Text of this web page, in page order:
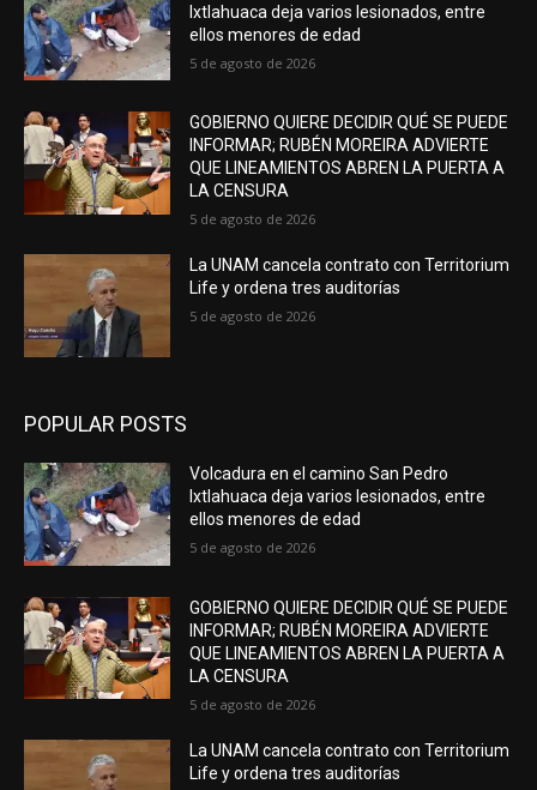
Ixtlahuaca deja varios lesionados, entre
ellos menores de edad
5 de agosto de 2026
GOBIERNO QUIERE DECIDIR QUÉ SE PUEDE
INFORMAR; RUBÉN MOREIRA ADVIERTE
QUE LINEAMIENTOS ABREN LA PUERTA A
LA CENSURA
5 de agosto de 2026
La UNAM cancela contrato con Territorium
Life y ordena tres auditorías
5 de agosto de 2026
POPULAR POSTS
Volcadura en el camino San Pedro
Ixtlahuaca deja varios lesionados, entre
ellos menores de edad
5 de agosto de 2026
GOBIERNO QUIERE DECIDIR QUÉ SE PUEDE
INFORMAR; RUBÉN MOREIRA ADVIERTE
QUE LINEAMIENTOS ABREN LA PUERTA A
LA CENSURA
5 de agosto de 2026
La UNAM cancela contrato con Territorium
Life y ordena tres auditorías